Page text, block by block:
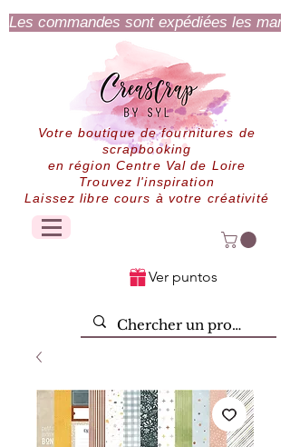
Les commandes sont expédiées les
Votre boutique de fournitures de
scrapbooking
en région Centre Val de Loire
Trouvez l'inspiration
Laissez libre cours à votre créativité
Ver puntos